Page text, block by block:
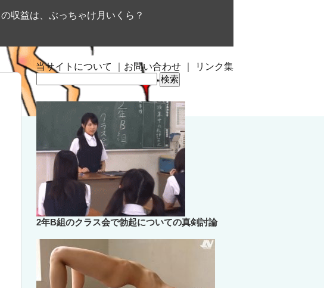
の収益は、ぶっちゃけ月いくら？
当サイトについて お問い合わせ リンク集
検
索:
2年B組のクラス会で勃起についての真剣討論